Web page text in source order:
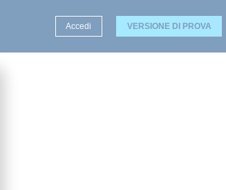
Accedi VERSIONE DI PROVA